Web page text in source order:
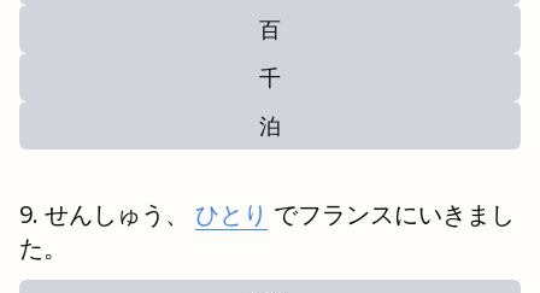
百
千
泊
せんしゅう、 ひとり でフランスにいきまし
た。